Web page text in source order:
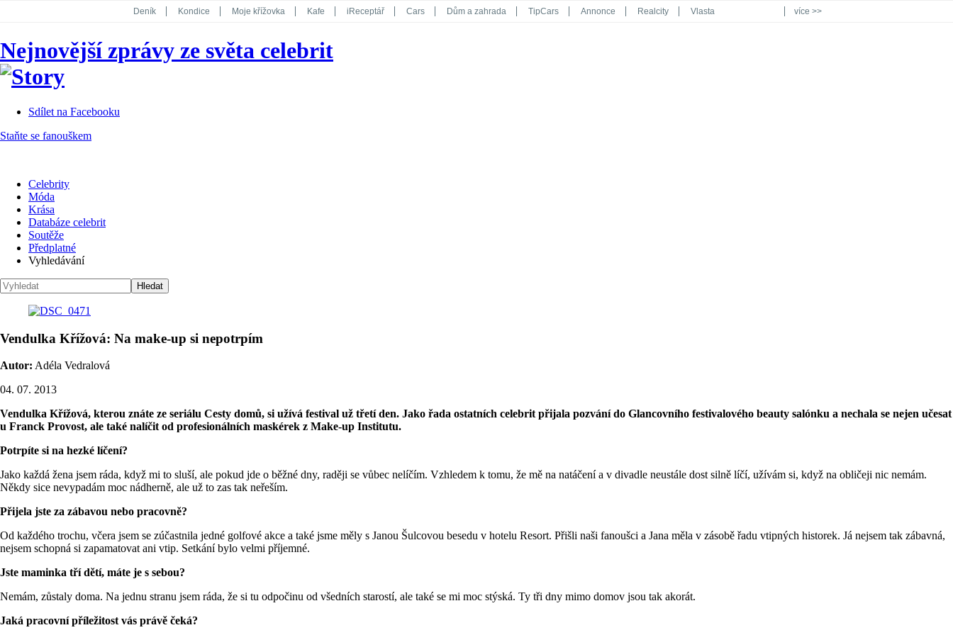
Deník Kondice Moje křížovka Kafe iReceptář Cars Dům a zahrada TipCars Annonce Realcity Vlasta
Koktejl
více >>
Nejnovější zprávy ze světa celebrit
Sdílet na Facebooku
Staňte se fanouškem
Celebrity
Móda
Krása
Databáze celebrit
Soutěže
Předplatné
Vyhledávání
Vendulka Křížová: Na make-up si nepotrpím
Autor: Adéla Vedralová
04. 07. 2013
Vendulka Křížová, kterou znáte ze seriálu Cesty domů, si užívá festival už třetí den. Jako řada ostatních celebrit přijala pozvání do Glancovního festivalového beauty salónku a nechala se nejen učesat
u Franck Provost, ale také nalíčit od profesionálních maskérek z Make-up Institutu.
Potrpíte si na hezké líčení?
Jako každá žena jsem ráda, když mi to sluší, ale pokud jde o běžné dny, raději se vůbec nelíčím. Vzhledem k tomu, že mě na natáčení a v divadle neustále dost silně líčí, užívám si, když na obličeji nic nemám.
Někdy sice nevypadám moc nádherně, ale už to zas tak neřeším.
Přijela jste za zábavou nebo pracovně?
Od každého trochu, včera jsem se zúčastnila jedné golfové akce a také jsme měly s Janou Šulcovou besedu v hotelu Resort. Přišli naši fanoušci a Jana měla v zásobě řadu vtipných historek. Já nejsem tak zábavná,
nejsem schopná si zapamatovat ani vtip. Setkání bylo velmi příjemné.
Jste maminka tří dětí, máte je s sebou?
Nemám, zůstaly doma. Na jednu stranu jsem ráda, že si tu odpočinu od všedních starostí, ale také se mi moc stýská. Ty tři dny mimo domov jsou tak akorát.
Jaká pracovní příležitost vás právě čeká?